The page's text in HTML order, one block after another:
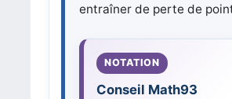
entraîner de perte de
Conseil Math93